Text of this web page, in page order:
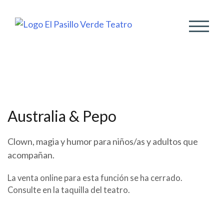
Australia & Pepo
Clown, magia y humor para niños/as y adultos que
acompañan.
La venta online para esta función se ha cerrado.
Consulte en la taquilla del teatro.